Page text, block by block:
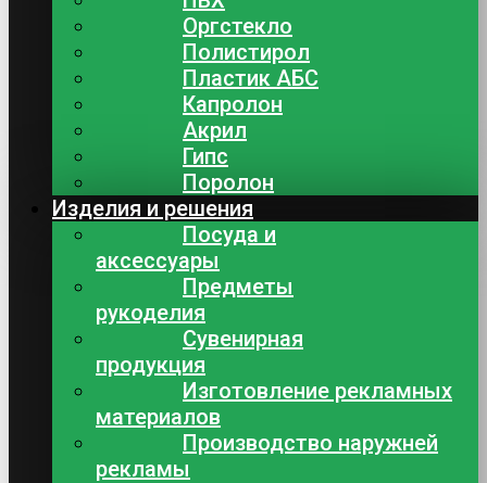
Оргстекло
Полистирол
Пластик АБС
Капролон
Акрил
Гипс
Поролон
Изделия и решения
Посуда и
аксессуары
Предметы
рукоделия
Сувенирная
продукция
Изготовление рекламных
материалов
Производство наружней
рекламы